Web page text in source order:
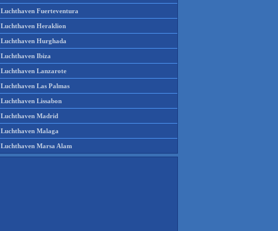
Luchthaven Fuerteventura
Luchthaven Heraklion
Luchthaven Hurghada
Luchthaven Ibiza
Luchthaven Lanzarote
Luchthaven Las Palmas
Luchthaven Lissabon
Luchthaven Madrid
Luchthaven Malaga
Luchthaven Marsa Alam